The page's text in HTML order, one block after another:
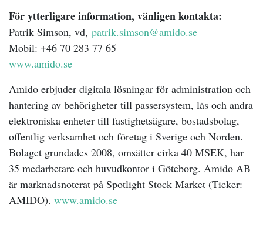
För ytterligare information, vänligen kontakta:
Patrik Simson, vd, patrik.simson@amido.se
Mobil: +46 70 283 77 65
www.amido.se
Amido erbjuder digitala lösningar för administration och
hantering av behörigheter till passersystem, lås och andra
elektroniska enheter till fastighetsägare, bostadsbolag,
offentlig verksamhet och företag i Sverige och Norden.
Bolaget grundades 2008, omsätter cirka 40 MSEK, har
35 medarbetare och huvudkontor i Göteborg. Amido AB
är marknadsnoterat på Spotlight Stock Market (Ticker:
AMIDO). www.amido.se